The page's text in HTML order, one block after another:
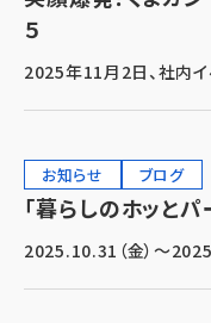
５
2025年11月2日、社内イ
が総当たりで対戦しまし
お知らせ ブログ
「暮らしのホッと
2025.10.31（金）～